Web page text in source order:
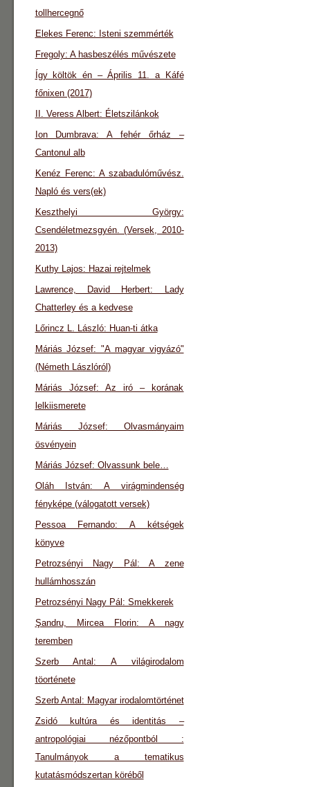
tollhercegnő
Elekes Ferenc: Isteni szemmérték
Fregoly: A hasbeszélés művészete
Így költök én – Április 11. a Káfé
főnixen (2017)
II. Veress Albert: Életszilánkok
Ion Dumbrava: A fehér őrház –
Cantonul alb
Kenéz Ferenc: A szabadulóművész.
Napló és vers(ek)
Keszthelyi György:
Csendéletmezsgyén. (Versek, 2010-
2013)
Kuthy Lajos: Hazai rejtelmek
Lawrence, David Herbert: Lady
Chatterley és a kedvese
Lőrincz L. László: Huan-ti átka
Máriás József: "A magyar vigyázó"
(Németh Lászlóról)
Máriás József: Az iró – korának
lelkiismerete
Máriás József: Olvasmányaim
ösvényein
Máriás József: Olvassunk bele…
Oláh István: A virágmindenség
fényképe (válogatott versek)
Pessoa Fernando: A kétségek
könyve
Petrozsényi Nagy Pál: A zene
hullámhosszán
Petrozsényi Nagy Pál: Smekkerek
Şandru, Mircea Florin: A nagy
teremben
Szerb Antal: A világirodalom
töorténete
Szerb Antal: Magyar irodalomtörténet
Zsidó kultúra és identitás –
antropológiai nézőpontból :
Tanulmányok a tematikus
kutatásmódszertan köréből